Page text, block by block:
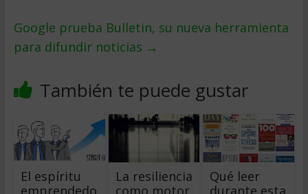
Google prueba Bulletin, su nueva herramienta
para difundir noticias →
También te puede gustar
El espíritu
emprendedo
La resiliencia
como motor
Qué leer
durante esta